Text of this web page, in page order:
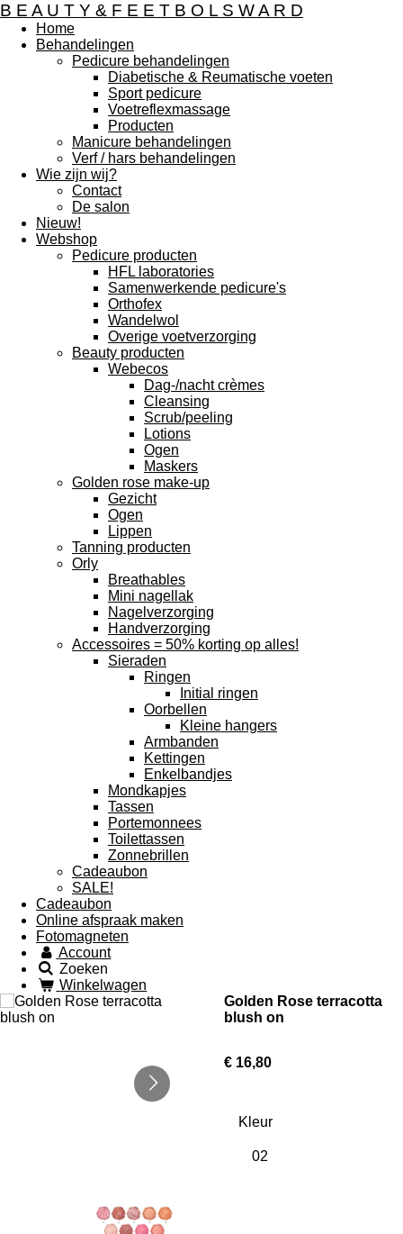
B E A U T Y & F E E T B O L S W A R D
Home
Behandelingen
Pedicure behandelingen
Diabetische & Reumatische voeten
Sport pedicure
Voetreflexmassage
Producten
Manicure behandelingen
Verf / hars behandelingen
Wie zijn wij?
Contact
De salon
Nieuw!
Webshop
Pedicure producten
HFL laboratories
Samenwerkende pedicure's
Orthofex
Wandelwol
Overige voetverzorging
Beauty producten
Webecos
Dag-/nacht crèmes
Cleansing
Scrub/peeling
Lotions
Ogen
Maskers
Golden rose make-up
Gezicht
Ogen
Lippen
Tanning producten
Orly
Breathables
Mini nagellak
Nagelverzorging
Handverzorging
Accessoires = 50% korting op alles!
Sieraden
Ringen
Initial ringen
Oorbellen
Kleine hangers
Armbanden
Kettingen
Enkelbandjes
Mondkapjes
Tassen
Portemonnees
Toilettassen
Zonnebrillen
Cadeaubon
SALE!
Cadeaubon
Online afspraak maken
Fotomagneten
Account
Zoeken
Winkelwagen
Golden Rose terracotta
blush on
€ 16,80
Kleur